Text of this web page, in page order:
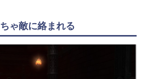
ゃ敵に絡まれる